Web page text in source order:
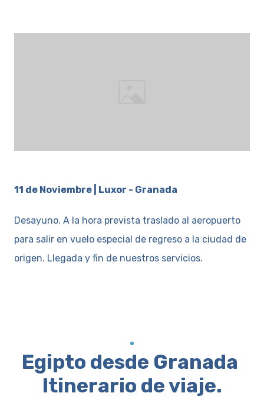
11 de Noviembre | Luxor - Granada
Desayuno. A la hora prevista traslado al aeropuerto
para salir en vuelo especial de regreso a la ciudad de
origen. Llegada y fin de nuestros servicios.
Egipto desde Granada
Itinerario de viaje.